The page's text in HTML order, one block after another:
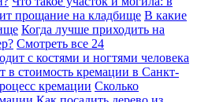
прощание на кладбище В какие
Когда лучше приходить на
Смотреть все 24
с костями и ногтями человека
в стоимость кремации в Санкт-
кремации Сколько